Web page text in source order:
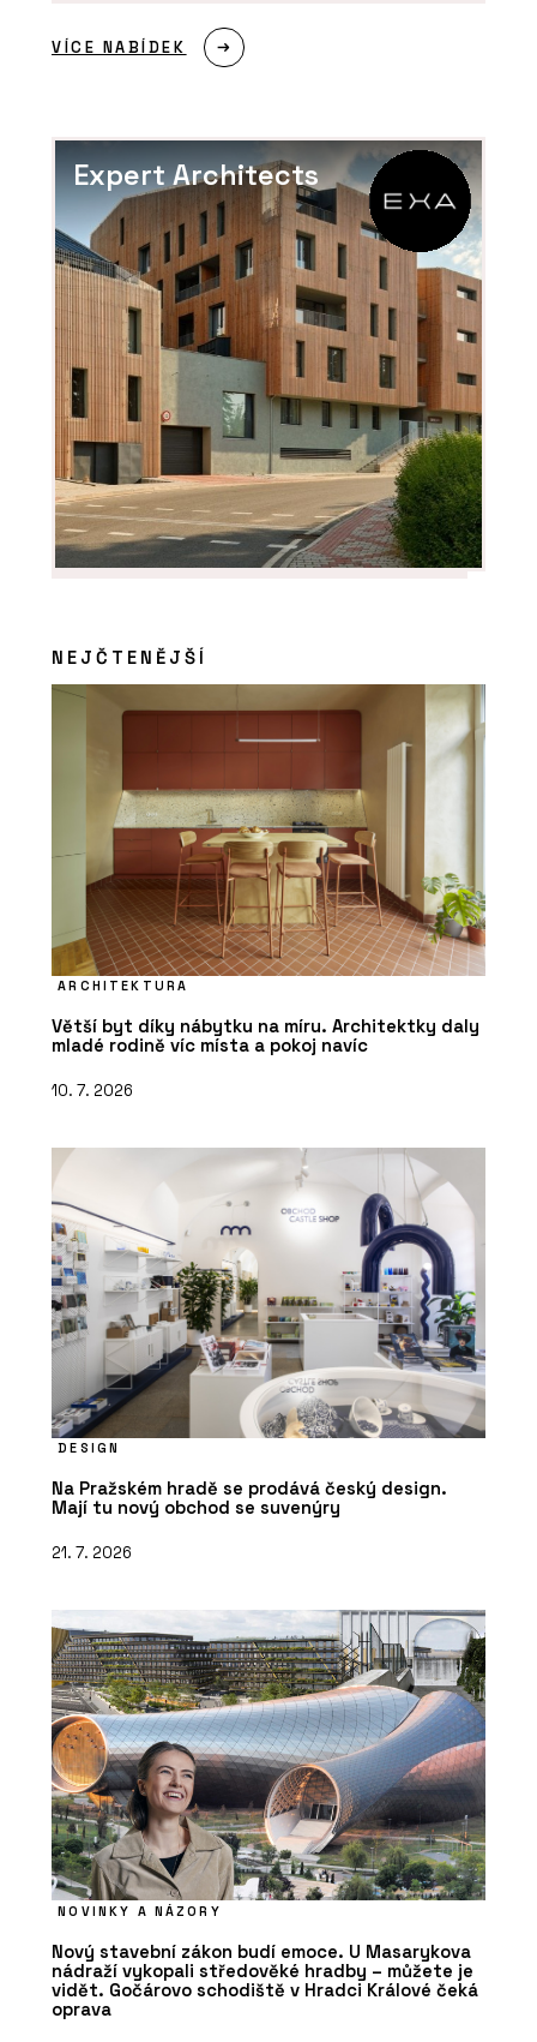
ČLÁNKY
Kachlová kamna nabízejí teplo,
osobitost a nadčasový vzhled
VÍCE NABÍDEK
Expert Architects
NEJČTENĚJŠÍ
ARCHITEKTURA
Větší byt díky nábytku na míru. Architektky daly
mladé rodině víc místa a pokoj navíc
10. 7. 2026
DESIGN
Na Pražském hradě se prodává český design.
Mají tu nový obchod se suvenýry
21. 7. 2026
NOVINKY A NÁZORY
Nový stavební zákon budí emoce. U Masarykova
nádraží vykopali středověké hradby – můžete je
vidět. Gočárovo schodiště v Hradci Králové čeká
oprava